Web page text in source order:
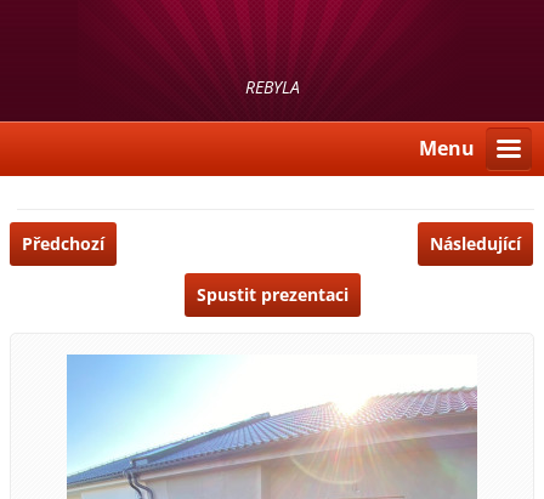
REBYLA
Menu
Předchozí Následující
Spustit prezentaci